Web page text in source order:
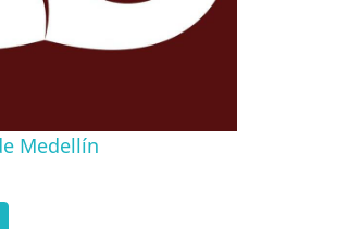
Medellín